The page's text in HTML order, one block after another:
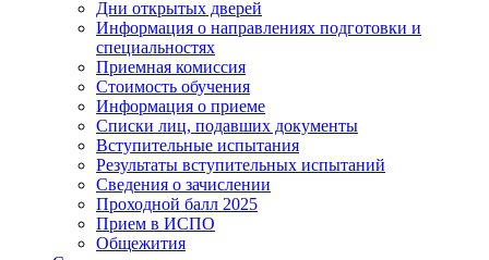
Дни открытых дверей
Информация о направлениях подготовки и
специальностях
Приемная комиссия
Стоимость обучения
Информация о приеме
Списки лиц, подавших документы
Вступительные испытания
Результаты вступительных испытаний
Сведения о зачислении
Проходной балл 2025
Прием в ИСПО
Общежития